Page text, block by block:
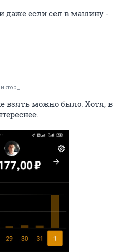
даже если сел в машину -
взять можно было. Хотя, в